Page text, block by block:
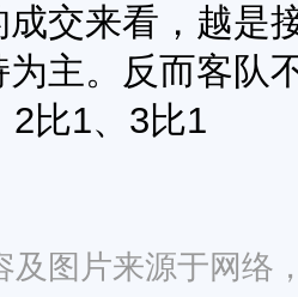
交来看，越是
主。反而客队
2比1、3比1
及图片来源于网络